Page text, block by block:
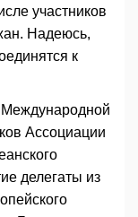
участников
Надеюсь,
к
Ассоциации
делегаты из